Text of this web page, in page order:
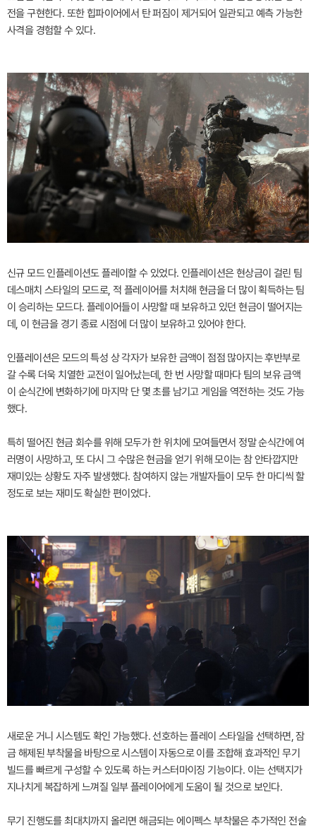
전을 구현한다. 또한 힙파이어에서 탄 퍼짐이 제거되어 일관되고 예측 가능한
사격을 경험할 수 있다.
신규 모드 인플레이션도 플레이할 수 있었다. 인플레이션은 현상금이 걸린 팀
데스매치 스타일의 모드로, 적 플레이어를 처치해 현금을 더 많이 획득하는 팀
이 승리하는 모드다. 플레이어들이 사망할 때 보유하고 있던 현금이 떨어지는
데, 이 현금을 경기 종료 시점에 더 많이 보유하고 있어야 한다.
인플레이션은 모드의 특성 상 각자가 보유한 금액이 점점 많아지는 후반부로
갈 수록 더욱 치열한 교전이 일어났는데, 한 번 사망할 때마다 팀의 보유 금액
이 순식간에 변화하기에 마지막 단 몇 초를 남기고 게임을 역전하는 것도 가능
했다.
특히 떨어진 현금 회수를 위해 모두가 한 위치에 모여들면서 정말 순식간에 여
러명이 사망하고, 또 다시 그 수많은 현금을 얻기 위해 모이는 참 안타깝지만
재미있는 상황도 자주 발생했다. 참여하지 않는 개발자들이 모두 한 마디씩 할
정도로 보는 재미도 확실한 편이었다.
새로운 거니 시스템도 확인 가능했다. 선호하는 플레이 스타일을 선택하면, 잠
금 해제된 부착물을 바탕으로 시스템이 자동으로 이를 조합해 효과적인 무기
빌드를 빠르게 구성할 수 있도록 하는 커스터마이징 기능이다. 이는 선택지가
지나치게 복잡하게 느껴질 일부 플레이어에게 도움이 될 것으로 보인다.
무기 진행도를 최대치까지 올리면 해금되는 에이펙스 부착물은 추가적인 전술